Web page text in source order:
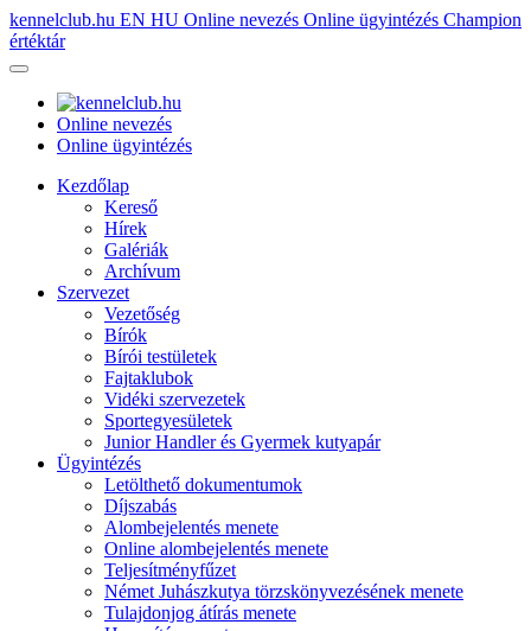
kennelclub.hu EN HU Online nevezés Online ügyintézés Champion
értéktár
Online nevezés
Online ügyintézés
Kezdőlap
Kereső
Hírek
Galériák
Archívum
Szervezet
Vezetőség
Bírók
Bírói testületek
Fajtaklubok
Vidéki szervezetek
Sportegyesületek
Junior Handler és Gyermek kutyapár
Ügyintézés
Letölthető dokumentumok
Díjszabás
Alombejelentés menete
Online alombejelentés menete
Teljesítményfűzet
Német Juhászkutya törzskönyvezésének menete
Tulajdonjog átírás menete